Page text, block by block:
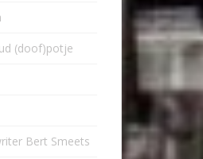
(doof)potje
Bert Smeets